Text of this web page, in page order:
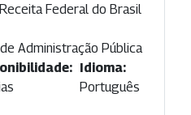
Federal do Brasil
Administração Pública
Idioma:
Português